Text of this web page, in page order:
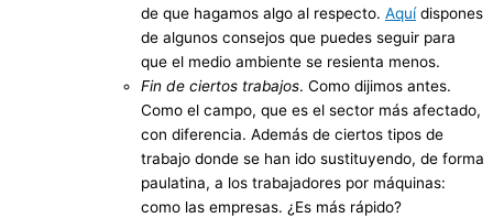
de que hagamos algo al respecto. Aquídispones
de algunos consejos que puedes seguir para
que el medio ambiente se resienta menos.
Fin de ciertos trabajos. Como dijimos antes.
Como el campo, que es el sector más afectado,
con diferencia. Además de ciertos tipos de
trabajo donde se han ido sustituyendo, de forma
paulatina, a los trabajadores por máquinas:
como las empresas. ¿Es más rápido?